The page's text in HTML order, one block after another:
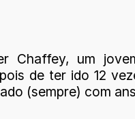
Chaffey, um
de ter ido 12
(sempre) com